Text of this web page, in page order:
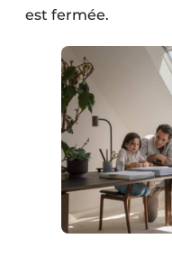
est fermée.